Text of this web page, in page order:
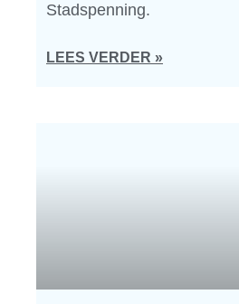
Stadspenning.
LEES VERDER »